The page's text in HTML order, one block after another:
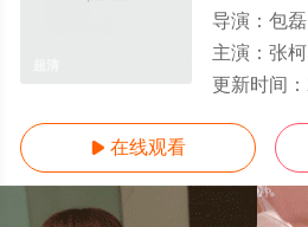
导演： 包磊
主演： 张
更新时间：
 在线观看